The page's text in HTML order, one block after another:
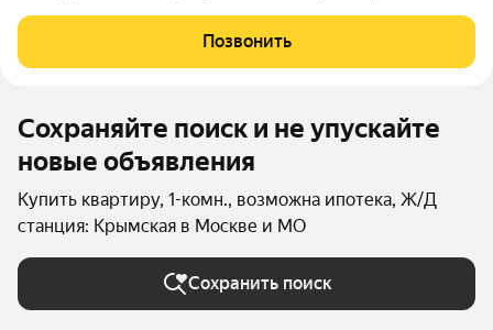
квартиры составляет 32.4 кв. м, из которых 17 кв. м жилая, а
кухня занимает 7.2 кв.
Позвонить
Сохраняйте поиск и не упускайте
новые объявления
Купить квартиру, 1-комн., возможна ипотека, Ж/Д
станция: Крымская в Москве и МО
Сохранить поиск